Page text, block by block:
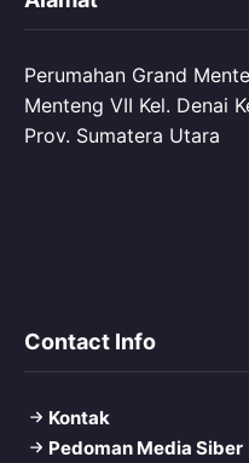
Perumahan Grand
Menteng VII Kel. Denai
Prov. Sumatera Utara
Contact Info
Kontak
Pedoman Media Siber